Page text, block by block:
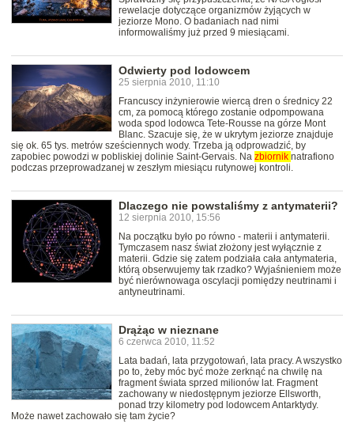
rewelacje dotyczące organizmów żyjących w
jeziorze Mono. O badaniach nad nimi
informowaliśmy już przed 9 miesiącami.
Odwierty pod lodowcem
25 sierpnia 2010, 11:10
Francuscy inżynierowie wiercą dren o średnicy 22
cm, za pomocą którego zostanie odpompowana
woda spod lodowca Tete-Rousse na górze Mont
Blanc. Szacuje się, że w ukrytym jeziorze znajduje
się ok. 65 tys. metrów sześciennych wody. Trzeba ją odprowadzić, by
zapobiec powodzi w pobliskiej dolinie Saint-Gervais. Na zbiornik natrafiono
podczas przeprowadzanej w zeszłym miesiącu rutynowej kontroli.
Dlaczego nie powstaliśmy z antymaterii?
12 sierpnia 2010, 15:56
Na początku było po równo - materii i antymaterii.
Tymczasem nasz świat złożony jest wyłącznie z
materii. Gdzie się zatem podziała cała antymateria,
którą obserwujemy tak rzadko? Wyjaśnieniem może
być nierównowaga oscylacji pomiędzy neutrinami i
antyneutrinami.
Drążąc w nieznane
6 czerwca 2010, 11:52
Lata badań, lata przygotowań, lata pracy. A wszystko
po to, żeby móc być może zerknąć na chwilę na
fragment świata sprzed milionów lat. Fragment
zachowany w niedostępnym jeziorze Ellsworth,
ponad trzy kilometry pod lodowcem Antarktydy.
Może nawet zachowało się tam życie?